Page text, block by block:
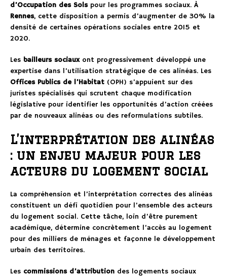
d’Occupation des Solspour les programmes sociaux. À
Rennes, cette disposition a permis d’augmenter de 30% la
densité de certaines opérations sociales entre 2015 et
2020.
Les bailleurs sociauxont progressivement développé une
expertise dans l’utilisation stratégique de ces alinéas. Les
Offices Publics de l’Habitat (OPH) s’appuient sur des
juristes spécialisés qui scrutent chaque modification
législative pour identifier les opportunités d’action créées
par de nouveaux alinéas ou des reformulations subtiles.
L’interprétation des alinéas
: un enjeu majeur pour les
acteurs du logement social
La compréhension et l’interprétation correctes des alinéas
constituent un défi quotidien pour l’ensemble des acteurs
du logement social. Cette tâche, loin d’être purement
académique, détermine concrètement l’accès au logement
pour des milliers de ménages et façonne le développement
urbain des territoires.
Les commissions d’attribution des logements sociaux